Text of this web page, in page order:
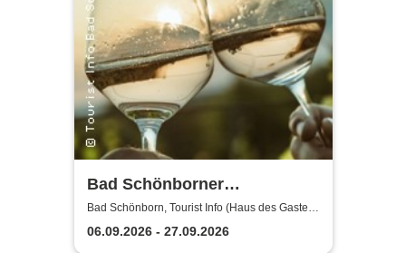
Bad Schönborner
Weinwandertag
Bad Schönborn, Tourist Info (Haus des Gastes)
Bad Schönborn
06.09.2026 - 27.09.2026